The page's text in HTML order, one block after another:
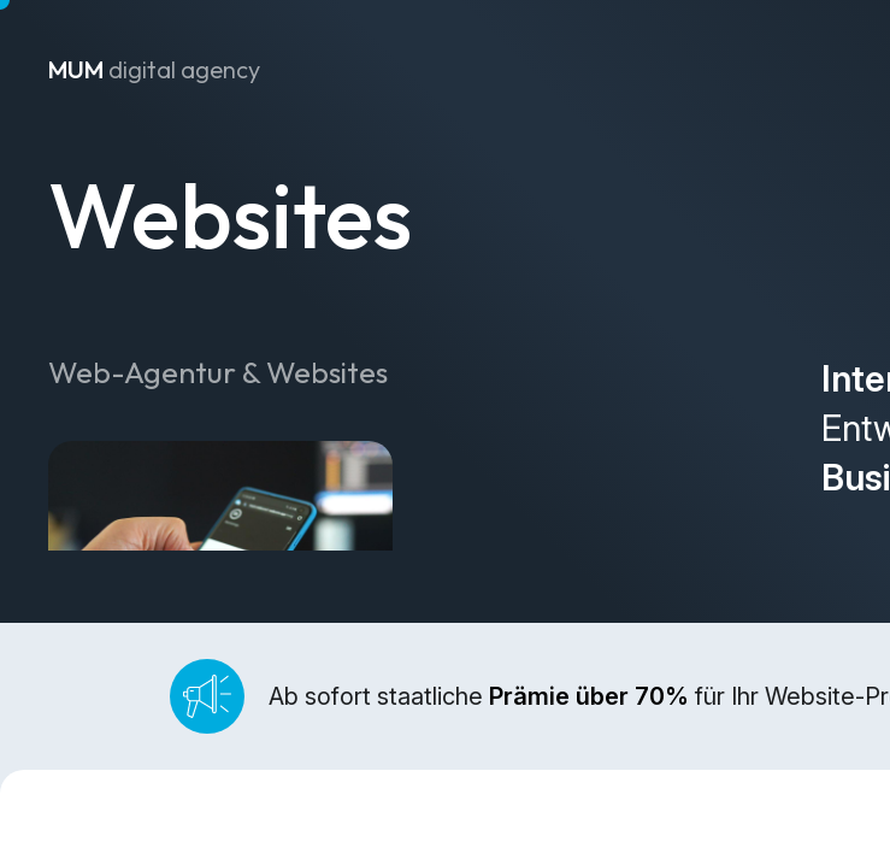
Zum Inhalt springen
MUM digital agency
Websites
Web-Agentur & Websites
Ab sofort staatliche Prämie über 70% für Ihr Website-